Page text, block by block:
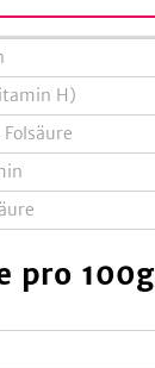
H)
pro 100g